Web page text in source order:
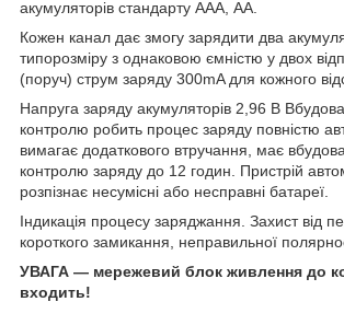
акумуляторів стандарту ААА, АА.
Кожен канал дає змогу зарядити два
типорозміру з однаковою ємністю у двох
(поруч) струм заряду 300mA для кожного
Напруга заряду акумуляторів 2,96 В
контролю робить процес заряду повністю
вимагає додаткового втручання, має
контролю заряду до 12 годин. Пристрій
розпізнає несумісні або несправні батареї.
Індикація процесу заряджання. Захист від
короткого замикання, неправильної
УВАГА — мережевий блок живлення до
входить!